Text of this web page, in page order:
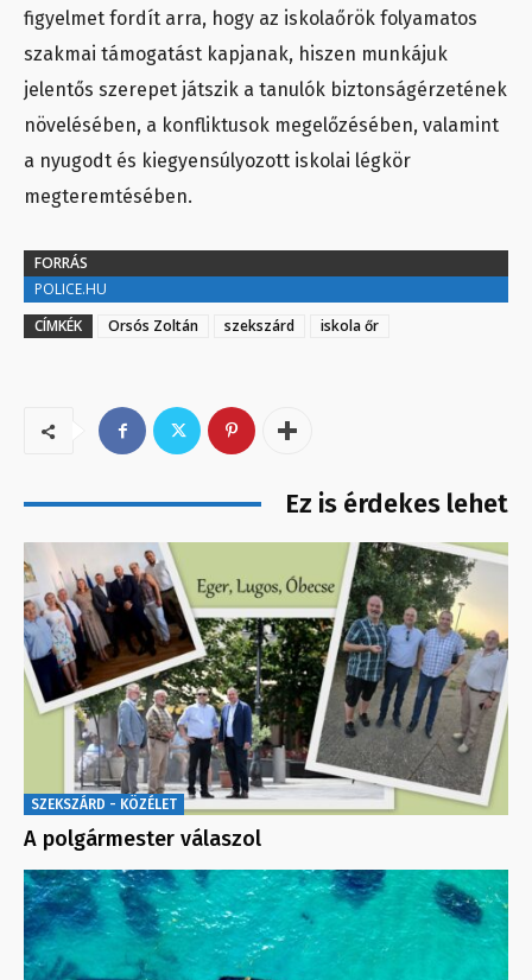
figyelmet fordít arra, hogy az iskolaőrök folyamatos
szakmai támogatást kapjanak, hiszen munkájuk
jelentős szerepet játszik a tanulók biztonságérzetének
növelésében, a konfliktusok megelőzésében, valamint
a nyugodt és kiegyensúlyozott iskolai légkör
megteremtésében.
FORRÁS
POLICE.HU
CÍMKÉK
Orsós Zoltán szekszárd iskola őr
Ez is érdekes lehet
SZEKSZÁRD - KÖZÉLET
A polgármester válaszol